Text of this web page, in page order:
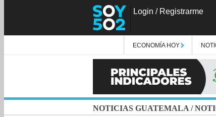
Login / Registrarme
ECONOMÍA HOY
NOTICIAS GUATEMALA /